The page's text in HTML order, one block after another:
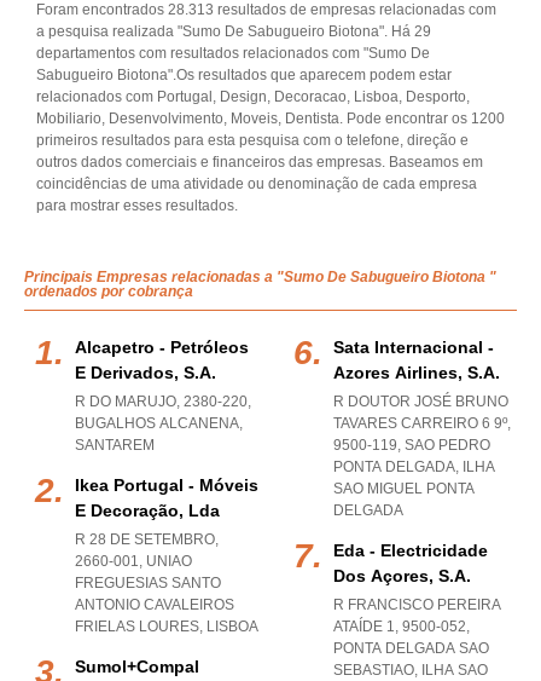
Foram encontrados 28.313 resultados de empresas relacionadas com
a pesquisa realizada "Sumo De Sabugueiro Biotona". Há 29
departamentos com resultados relacionados com "Sumo De
Sabugueiro Biotona".Os resultados que aparecem podem estar
relacionados com Portugal, Design, Decoracao, Lisboa, Desporto,
Mobiliario, Desenvolvimento, Moveis, Dentista. Pode encontrar os 1200
primeiros resultados para esta pesquisa com o telefone, direção e
outros dados comerciais e financeiros das empresas. Baseamos em
coincidências de uma atividade ou denominação de cada empresa
para mostrar esses resultados.
Principais Empresas relacionadas a "Sumo De Sabugueiro Biotona "
ordenados por cobrança
Alcapetro - Petróleos
E Derivados, S.a.
R DO MARUJO, 2380-220,
BUGALHOS ALCANENA,
SANTAREM
Ikea Portugal - Móveis
E Decoração, Lda
R 28 DE SETEMBRO,
2660-001, UNIAO
FREGUESIAS SANTO
ANTONIO CAVALEIROS
FRIELAS LOURES, LISBOA
Sumol+compal
Sata Internacional -
Azores Airlines, S.a.
R DOUTOR JOSÉ BRUNO
TAVARES CARREIRO 6 9º,
9500-119, SAO PEDRO
PONTA DELGADA, ILHA
SAO MIGUEL PONTA
DELGADA
Eda - Electricidade
Dos Açores, S.a.
R FRANCISCO PEREIRA
ATAÍDE 1, 9500-052,
PONTA DELGADA SAO
SEBASTIAO, ILHA SAO